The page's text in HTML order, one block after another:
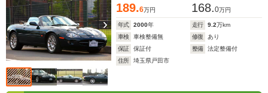
189.6万円 168.0万円
年式 2000年 走行 9.2万km
車検
車検整備無 修復
あり
保証
保証付 整備
法定整備付
住所
埼玉県戸田市